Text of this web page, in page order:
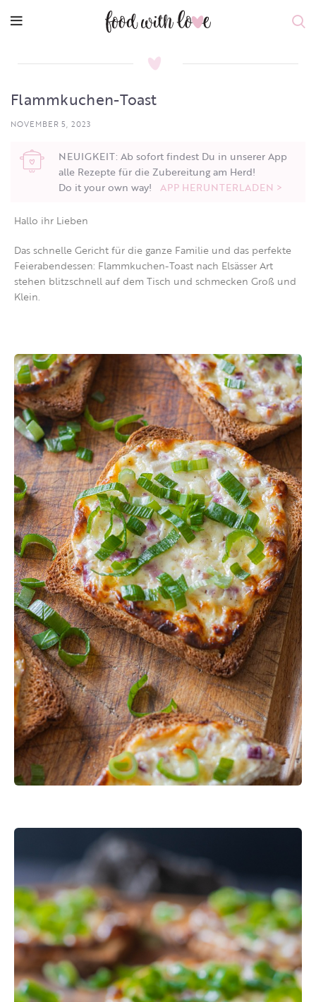
Flammkuchen-Toast
NOVEMBER 5, 2023
NEUIGKEIT: Ab sofort findest Du in unserer App
alle Rezepte für die Zubereitung am Herd!
Do it your own way! APP HERUNTERLADEN >
Hallo ihr Lieben
Das schnelle Gericht für die ganze Familie und das perfekte
Feierabendessen: Flammkuchen-Toast nach Elsässer Art
stehen blitzschnell auf dem Tisch und schmecken Groß und
Klein.